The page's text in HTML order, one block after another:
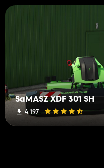
SaMASZ XDF 301 SH
4 197